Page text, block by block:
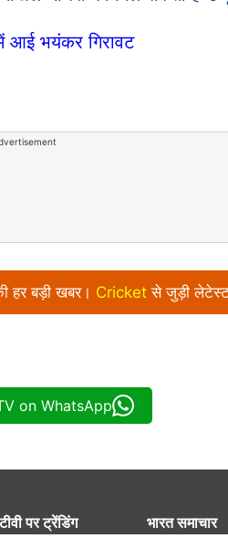
आई भयंकर गिरावट
हर बड़ी खबर। Cricket से जुड़ी
on WhatsApp
पर ट्रेंडिंग भारत समाचार